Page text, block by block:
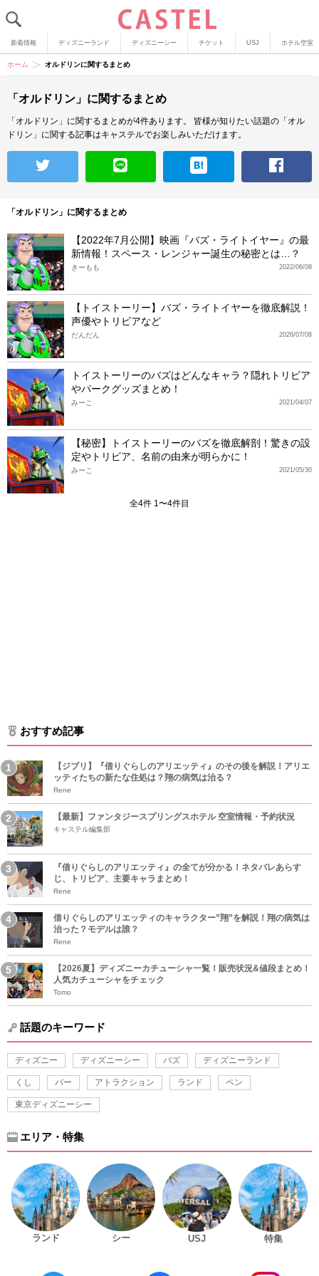
新着情報 ディズニーランド ディズニーシー チケット USJ ホテル空室
ホーム オルドリンに関するまとめ
「オルドリン」に関するまとめ
「オルドリン」に関するまとめが4件あります。
皆様が知りたい話題の「オル
ドリン」に関する記事はキャステルでお楽しみいただけます。
「オルドリン」に関するまとめ
【2022年7月公開】映画『バズ・ライトイヤー』の最
新情報！スペース・レンジャー誕生の秘密とは…？
2022/06/08
きーもも
【トイストーリー】バズ・ライトイヤーを徹底解説！
声優やトリビアなど
2026/07/08
だんだん
トイストーリーのバズはどんなキャラ？隠れトリビア
やパークグッズまとめ！
2021/04/07
みーこ
【秘密】トイストーリーのバズを徹底解剖！驚きの設
定やトリビア、名前の由来が明らかに！
2021/05/30
みーこ
全4件 1〜4件目
おすすめ記事
【ジブリ】『借りぐらしのアリエッティ』のその後を解説！アリエ
ッティたちの新たな住処は？翔の病気は治る？
Rene
【最新】ファンタジースプリングスホテル 空室情報・予約状況
キャステル編集部
『借りぐらしのアリエッティ』の全てが分かる！ネタバレあらす
じ、トリビア、主要キャラまとめ！
Rene
借りぐらしのアリエッティのキャラクター”翔”を解説！翔の病気は
治った？モデルは誰？
Rene
【2026夏】ディズニーカチューシャ一覧！販売状況&値段まとめ！
人気カチューシャをチェック
Tomo
話題のキーワード
ディズニー ディズニーシー バズ ディズニーランド
くし バー アトラクション ランド ペン
東京ディズニーシー
エリア・特集
ランド シー USJ 特集